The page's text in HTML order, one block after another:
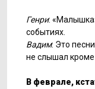
Генри:
событиях.
Вадим: Это
не слышал кроме
В феврале,